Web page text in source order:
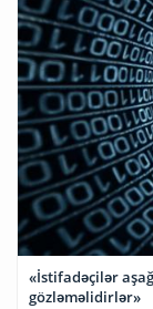
«İstifadəçilər
gözləməlidirlər»